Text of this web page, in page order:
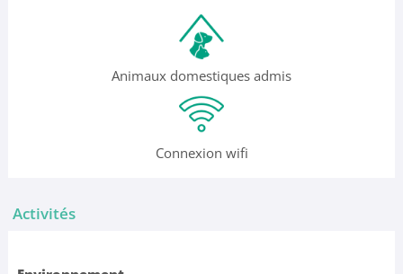
Animaux domestiques admis
Connexion wifi
Activités